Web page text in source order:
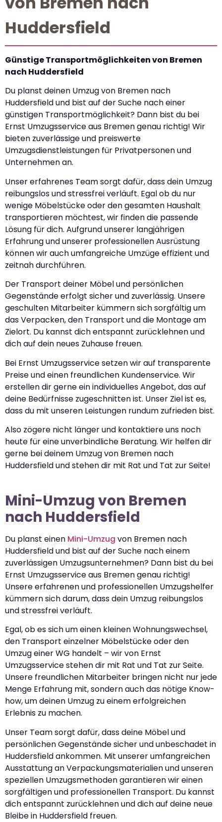
Huddersfield
Günstige Transportmöglichkeiten von Bremen
nach Huddersfield
Du planst deinen Umzug von Bremen nach
Huddersfield und bist auf der Suche nach einer
günstigen Transportmöglichkeit? Dann bist du bei
Ernst Umzugsservice aus Bremen genau richtig! Wir
bieten zuverlässige und preiswerte
Umzugsdienstleistungen für Privatpersonen und
Unternehmen an.
Unser erfahrenes Team sorgt dafür, dass dein Umzug
reibungslos und stressfrei verläuft. Egal ob du nur
wenige Möbelstücke oder den gesamten Haushalt
transportieren möchtest, wir finden die passende
Lösung für dich. Aufgrund unserer langjährigen
Erfahrung und unserer professionellen Ausrüstung
können wir auch umfangreiche Umzüge effizient und
zeitnah durchführen.
Der Transport deiner Möbel und persönlichen
Gegenstände erfolgt sicher und zuverlässig. Unsere
geschulten Mitarbeiter kümmern sich sorgfältig um
das Verpacken, den Transport und die Montage am
Zielort. Du kannst dich entspannt zurücklehnen und
dich auf dein neues Zuhause freuen.
Bei Ernst Umzugsservice setzen wir auf transparente
Preise und einen freundlichen Kundenservice. Wir
erstellen dir gerne ein individuelles Angebot, das auf
deine Bedürfnisse zugeschnitten ist. Unser Ziel ist es,
dass du mit unseren Leistungen rundum zufrieden bist.
Also zögere nicht länger und kontaktiere uns noch
heute für eine unverbindliche Beratung. Wir helfen dir
gerne bei deinem Umzug von Bremen nach
Huddersfield und stehen dir mit Rat und Tat zur Seite!
Mini-Umzug von Bremen
nach Huddersfield
Du planst einen Mini-Umzug von Bremen nach
Huddersfield und bist auf der Suche nach einem
zuverlässigen Umzugsunternehmen? Dann bist du bei
Ernst Umzugsservice aus Bremen genau richtig!
Unsere erfahrenen und professionellen Umzugshelfer
kümmern sich darum, dass dein Umzug reibungslos
und stressfrei verläuft.
Egal, ob es sich um einen kleinen Wohnungswechsel,
den Transport einzelner Möbelstücke oder den
Umzug einer WG handelt – wir von Ernst
Umzugsservice stehen dir mit Rat und Tat zur Seite.
Unsere freundlichen Mitarbeiter bringen nicht nur jede
Menge Erfahrung mit, sondern auch das nötige Know-
how, um deinen Umzug zu einem erfolgreichen
Erlebnis zu machen.
Unser Team sorgt dafür, dass deine Möbel und
persönlichen Gegenstände sicher und unbeschadet in
Huddersfield ankommen. Mit unserer umfangreichen
Ausstattung an Verpackungsmaterialien und unseren
speziellen Umzugsmethoden garantieren wir einen
sorgfältigen und professionellen Transport. Du kannst
dich entspannt zurücklehnen und dich auf deine neue
Bleibe in Huddersfield freuen.